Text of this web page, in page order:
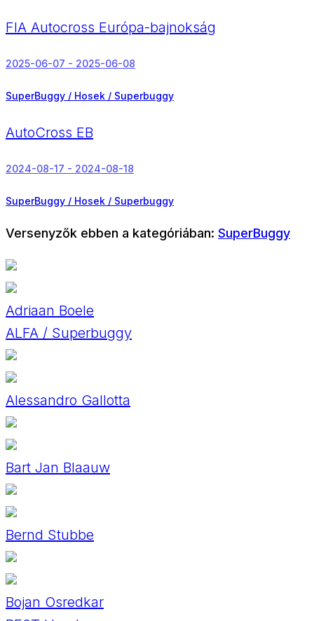
FIA Autocross Európa-bajnokság
2025-06-07 - 2025-06-08
SuperBuggy / Hosek / Superbuggy
AutoCross EB
2024-08-17 - 2024-08-18
SuperBuggy / Hosek / Superbuggy
Versenyzők ebben a kategóriában: SuperBuggy
Adriaan Boele
ALFA / Superbuggy
Alessandro Gallotta
Bart Jan Blaauw
Bernd Stubbe
Bojan Osredkar